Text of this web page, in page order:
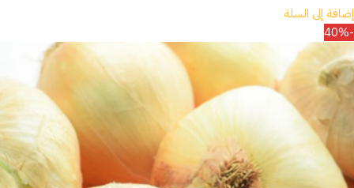
إضافة إلى السلة
-40%